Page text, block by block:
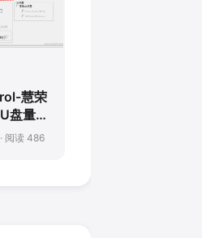
慧荣
盘量产
阅读 486